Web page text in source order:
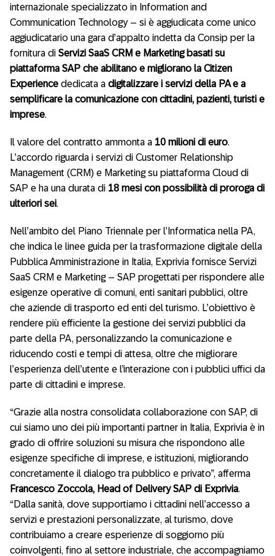
internazionale specializzato in Information and
Communication Technology – si è aggiudicata come unico
aggiudicatario una gara d’appalto indetta da Consip per la
fornitura di Servizi SaaS CRM e Marketing basati su
piattaforma SAP che abilitano e migliorano la Citizen
Experience dedicata a digitalizzare i servizi della PA e a
semplificare la comunicazione con cittadini, pazienti, turisti e
imprese.
Il valore del contratto ammonta a 10 milioni di euro.
L’accordo riguarda i servizi di Customer Relationship
Management (CRM) e Marketing su piattaforma Cloud di
SAP e ha una durata di 18 mesi con possibilità di proroga di
ulteriori sei.
Nell’ambito del Piano Triennale per l’Informatica nella PA,
che indica le linee guida per la trasformazione digitale della
Pubblica Amministrazione in Italia, Exprivia fornisce Servizi
SaaS CRM e Marketing – SAP progettati per rispondere alle
esigenze operative di comuni, enti sanitari pubblici, oltre
che aziende di trasporto ed enti del turismo. L’obiettivo è
rendere più efficiente la gestione dei servizi pubblici da
parte della PA, personalizzando la comunicazione e
riducendo costi e tempi di attesa, oltre che migliorare
l’esperienza dell’utente e l’interazione con i pubblici uffici da
parte di cittadini e imprese.
“Grazie alla nostra consolidata collaborazione con SAP, di
cui siamo uno dei più importanti partner in Italia, Exprivia è in
grado di offrire soluzioni su misura che rispondono alle
esigenze specifiche di imprese, e istituzioni, migliorando
concretamente il dialogo tra pubblico e privato”, afferma
Francesco Zoccola, Head of Delivery SAP di Exprivia.
“Dalla sanità, dove supportiamo i cittadini nell’accesso a
servizi e prestazioni personalizzate, al turismo, dove
contribuiamo a creare esperienze di soggiorno più
coinvolgenti, fino al settore industriale, che accompagniamo